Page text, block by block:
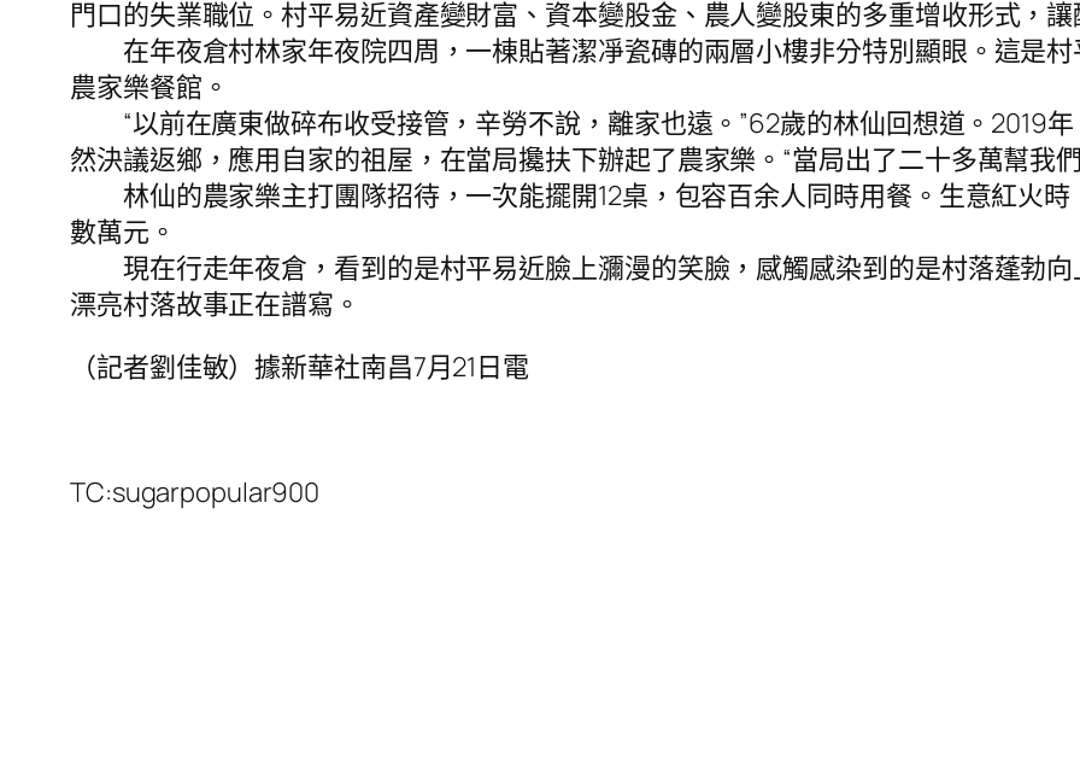
門口的失業職位。村平易近資產變財富、資本變股金、農人變股東的多重增收形式，
在年夜倉村林家年夜院四周，一棟貼著潔凈瓷磚的兩層小樓非分特別顯眼。這是村
農家樂餐館。
“以前在廣東做碎布收受接管，辛勞不說，離家也遠。”62歲的林仙回想道。2019
然決議返鄉，應用自家的祖屋，在當局攙扶下辦起了農家樂。“當局出了二十多萬幫我
林仙的農家樂主打團隊招待，一次能擺開12桌，包容百余人同時用餐。生意紅火時
數萬元。
現在行走年夜倉，看到的是村平易近臉上瀰漫的笑臉，感觸感染到的是村落蓬勃向
漂亮村落故事正在譜寫。
（記者劉佳敏）據新華社南昌7月21日電
TC:sugarpopular900